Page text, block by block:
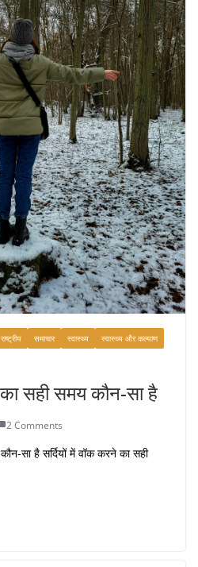
राष्ट्रीय समाचार स्वास्थ्य
स्वास्थ्य और कल्याण
सही समय कौन-सा है
2 Comments
सा है सर्दियों में वॉक करने का सही